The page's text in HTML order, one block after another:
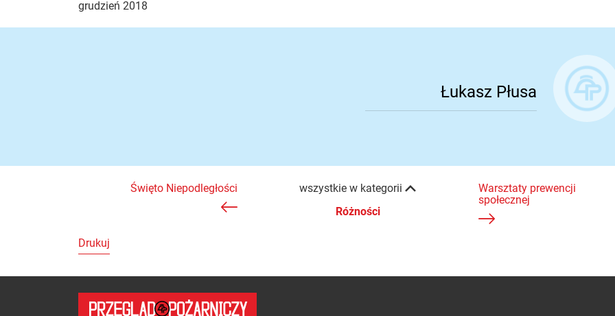
grudzień 2018
Łukasz Płusa
Łukasz Płusa
Święto Niepodległości
wszystkie w kategorii
Różności
Warsztaty prewencji
społecznej
Drukuj